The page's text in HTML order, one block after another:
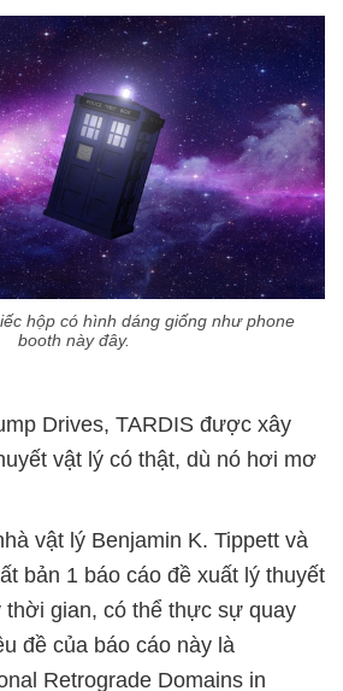
hộp có hình dáng giống như phone
booth này đây.
Drives, TARDIS được xây
vật lý có thật, dù nó hơi mơ
vật lý Benjamin K. Tippett và
bản 1 báo cáo đề xuất lý thuyết
thời gian, có thể thực sự quay
đề của báo cáo này là
Retrograde Domains in